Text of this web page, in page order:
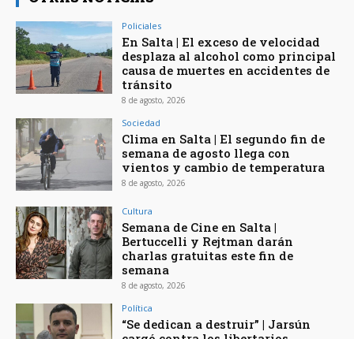
Policiales
En Salta | El exceso de velocidad
desplaza al alcohol como principal
causa de muertes en accidentes de
tránsito
8 de agosto, 2026
Sociedad
Clima en Salta | El segundo fin de
semana de agosto llega con
vientos y cambio de temperatura
8 de agosto, 2026
Cultura
Semana de Cine en Salta |
Bertuccelli y Rejtman darán
charlas gratuitas este fin de
semana
8 de agosto, 2026
Política
“Se dedican a destruir” | Jarsún